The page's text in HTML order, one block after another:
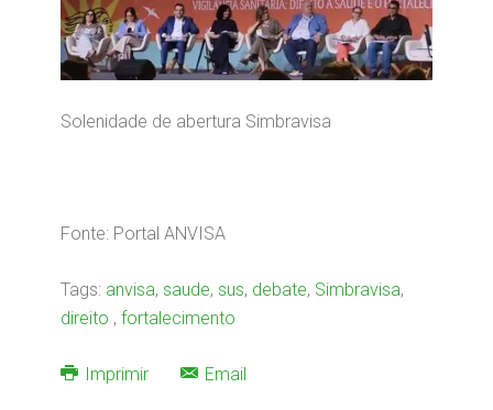
Solenidade de abertura Simbravisa
Fonte: Portal ANVISA
Tags: anvisa, saude, sus, debate, Simbravisa,
direito , fortalecimento
Imprimir Email